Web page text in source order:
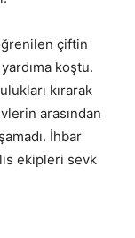
çiftin
koştu.
kırarak
arasından
İhbar
ekipleri sevk